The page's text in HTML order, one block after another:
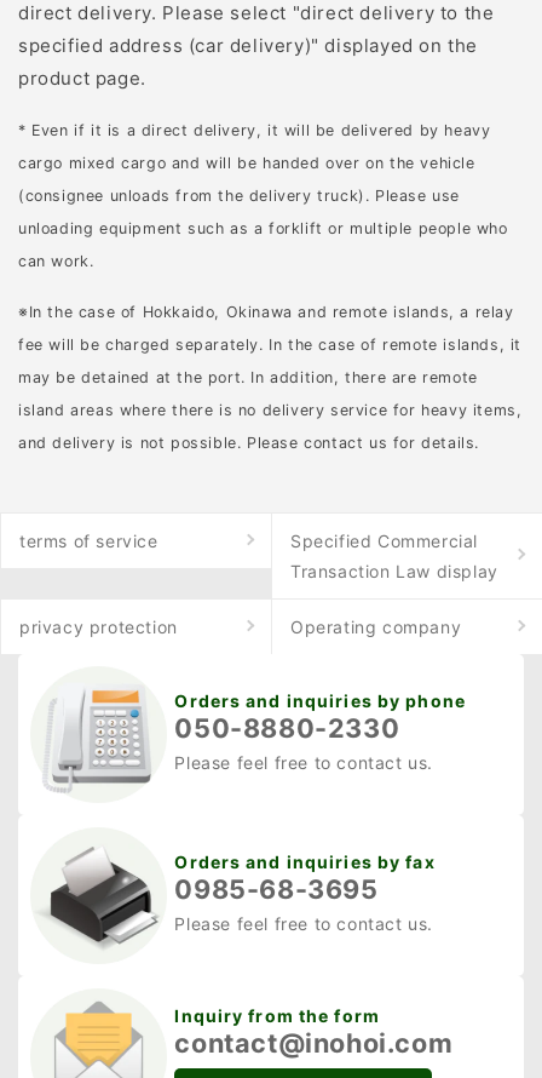
はならないのが、肉の仕
入れです。 肉は猟友会の
協力のもと、約30名の猟
が自治体の報奨金が高く
なっていることも要因の
一つと考えられます。
「宇佐ジビエファクトリ
ー」では、畜肉を扱う肉
ことで得た目利き力を活
といいます。 また、対象
ち込みが難しいという方
には、現場に行っての引
き取りも行っています。
はマイナスなイメージが
ついているのが現状で
す。 血抜きや鮮度に対し
ない、こだわりのない処
理施設が作ったジビエは
臭みが強かったり、猟師
direct delivery. Please select "direct delivery to the
specified address (car delivery)" displayed on the
product page.
* Even if it is a direct delivery, it will be delivered by heavy
cargo mixed cargo and will be handed over on the vehicle
(consignee unloads from the delivery truck). Please use
unloading equipment such as a forklift or multiple people who
can work.
※In the case of Hokkaido, Okinawa and remote islands, a relay
fee will be charged separately. In the case of remote islands, it
may be detained at the port. In addition, there are remote
island areas where there is no delivery service for heavy items,
and delivery is not possible. Please contact us for details.
terms of service
Specified Commercial
Transaction Law display
privacy protection Operating company
Orders and inquiries by phone
050-8880-2330
Please feel free to contact us.
Orders and inquiries by fax
0985-68-3695
Please feel free to contact us.
Inquiry from the form
contact@inohoi.com